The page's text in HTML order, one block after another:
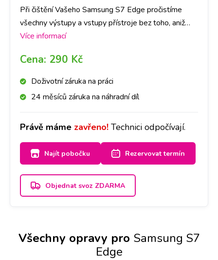
Při čištění Vašeho Samsung S7 Edge pročistíme
všechny výstupy a vstupy přístroje bez toho, aniž
bychom ho museli rozebrat. Stačí se zastavit u nás na
Více informací
Cena: 290 Kč
Doživotní záruka na práci
24 měsíců záruka na náhradní díl
Právě máme zavřeno! Technici odpočívají.
Najít pobočku Rezervovat termín
Objednat svoz ZDARMA
Všechny opravy pro Samsung S7
Edge